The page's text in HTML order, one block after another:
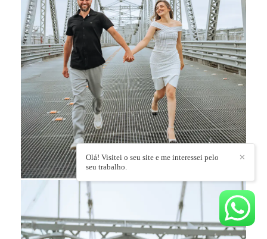
✕
Olá! Visitei o seu site e me interessei pelo
seu trabalho.